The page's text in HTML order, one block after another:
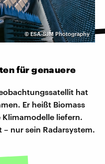
©ESA-SJM Photography
für genauere
hat
Er heißt Biomass
liefern.
nur sein Radarsystem.